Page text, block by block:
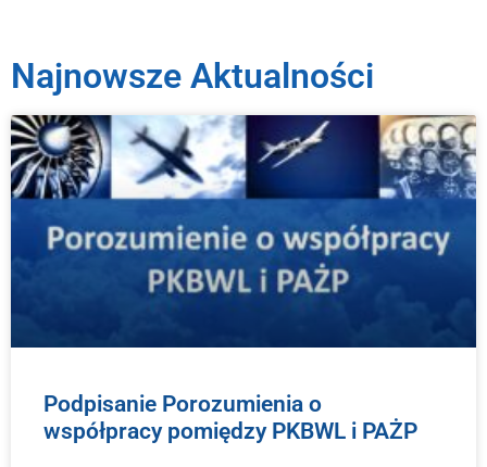
Najnowsze Aktualności
Podpisanie Porozumienia o
współpracy pomiędzy PKBWL i PAŻP